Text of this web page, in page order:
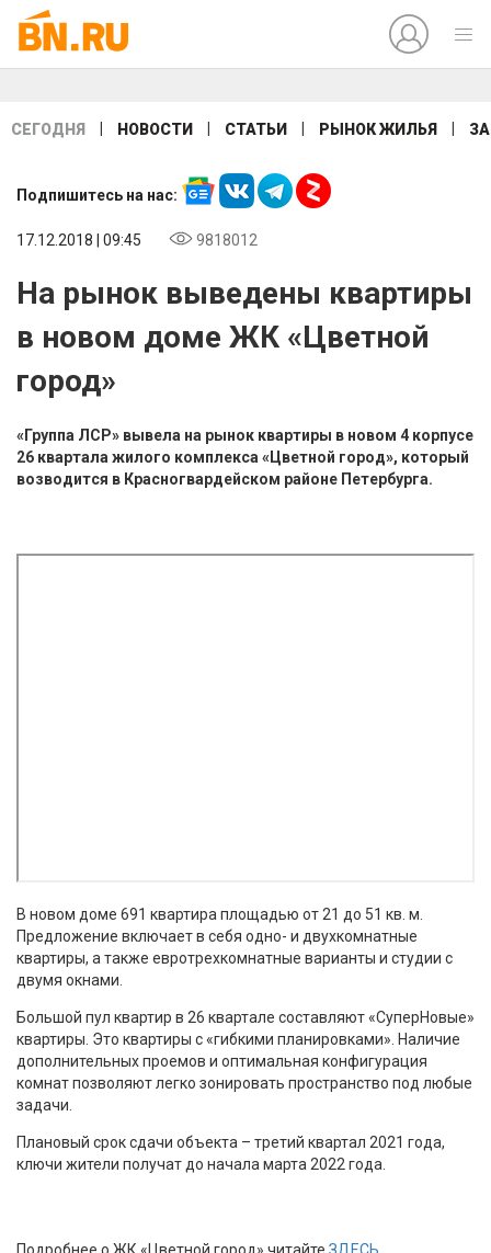
СЕГОДНЯ НОВОСТИ СТАТЬИ РЫНОК ЖИЛЬЯ
Подпишитесь на нас:
17.12.2018 | 09:45 9818012
На рынок выведены квартиры
в новом доме ЖК «Цветной
город»
«Группа ЛСР» вывела на рынок квартиры в новом 4 корпусе
26 квартала жилого комплекса «Цветной город», который
возводится в Красногвардейском районе Петербурга.
В новом доме 691 квартира площадью от 21 до 51 кв. м.
Предложение включает в себя одно- и двухкомнатные
квартиры, а также евротрехкомнатные варианты и студии с
двумя окнами.
Большой пул квартир в 26 квартале составляют «СуперНовые»
квартиры. Это квартиры с «гибкими планировками». Наличие
дополнительных проемов и оптимальная конфигурация
комнат позволяют легко зонировать пространство под любые
задачи.
Плановый срок сдачи объекта – третий квартал 2021 года,
ключи жители получат до начала марта 2022 года.
Подробнее о ЖК «Цветной город» читайте ЗДЕСЬ